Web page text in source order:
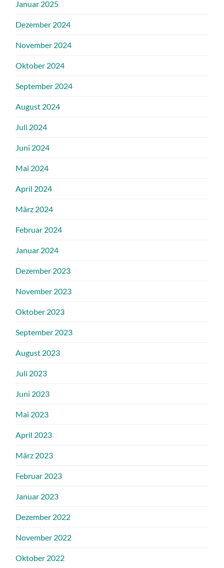
Januar 2025
Dezember 2024
November 2024
Oktober 2024
September 2024
August 2024
Juli 2024
Juni 2024
Mai 2024
April 2024
März 2024
Februar 2024
Januar 2024
Dezember 2023
November 2023
Oktober 2023
September 2023
August 2023
Juli 2023
Juni 2023
Mai 2023
April 2023
März 2023
Februar 2023
Januar 2023
Dezember 2022
November 2022
Oktober 2022